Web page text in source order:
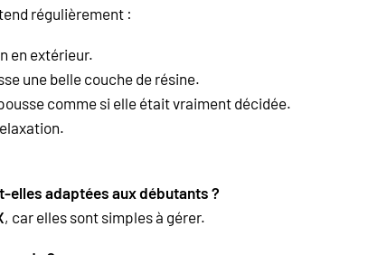
régulièrement :
en extérieur.
une belle couche de résine.
comme si elle était vraiment décidée.
elles adaptées aux débutants ?
, car elles sont simples à gérer.